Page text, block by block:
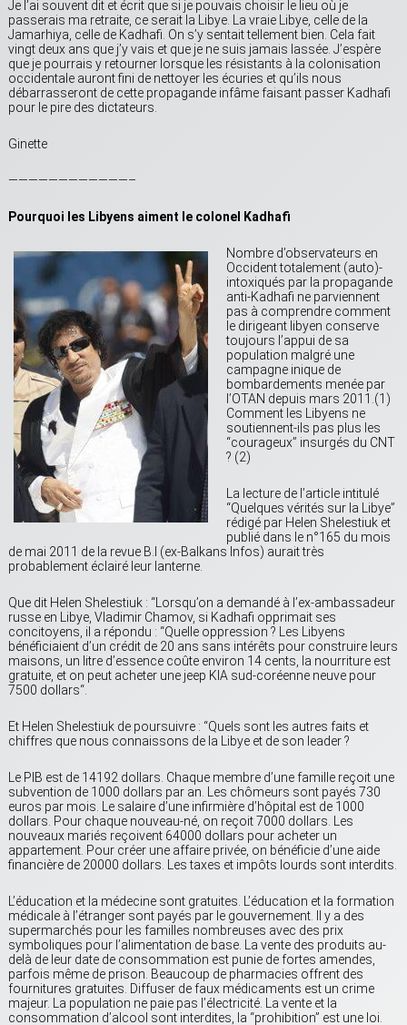
Je l’ai souvent dit et écrit que si je pouvais choisir le lieu où je
passerais ma retraite, ce serait la Libye. La vraie Libye, celle de la
Jamarhiya, celle de Kadhafi. On s’y sentait tellement bien. Cela fait
vingt deux ans que j’y vais et que je ne suis jamais lassée. J’espère
que je pourrais y retourner lorsque les résistants à la colonisation
occidentale auront fini de nettoyer les écuries et qu’ils nous
débarrasseront de cette propagande infâme faisant passer Kadhafi
pour le pire des dictateurs.
Ginette
————————————–
Pourquoi les Libyens aiment le colonel Kadhafi
Nombre d’observateurs en
Occident totalement (auto)-
intoxiqués par la propagande
anti-Kadhafi ne parviennent
pas à comprendre comment
le dirigeant libyen conserve
toujours l’appui de sa
population malgré une
campagne inique de
bombardements menée par
l’OTAN depuis mars 2011.(1)
Comment les Libyens ne
soutiennent-ils pas plus les
“courageux” insurgés du CNT
? (2)
La lecture de l’article intitulé
“Quelques vérités sur la Libye”
rédigé par Helen Shelestiuk et
publié dans le n°165 du mois
de mai 2011 de la revue B.I (ex-Balkans Infos) aurait très
probablement éclairé leur lanterne.
Que dit Helen Shelestiuk : “Lorsqu’on a demandé à l’ex-ambassadeur
russe en Libye, Vladimir Chamov, si Kadhafi opprimait ses
concitoyens, il a répondu : “Quelle oppression ? Les Libyens
bénéficiaient d’un crédit de 20 ans sans intérêts pour construire leurs
maisons, un litre d’essence coûte environ 14 cents, la nourriture est
gratuite, et on peut acheter une jeep KIA sud-coréenne neuve pour
7500 dollars“.
Et Helen Shelestiuk de poursuivre : “Quels sont les autres faits et
chiffres que nous connaissons de la Libye et de son leader ?
Le PIB est de 14192 dollars. Chaque membre d’une famille reçoit une
subvention de 1000 dollars par an. Les chômeurs sont payés 730
euros par mois. Le salaire d’une infirmière d’hôpital est de 1000
dollars. Pour chaque nouveau-né, on reçoit 7000 dollars. Les
nouveaux mariés reçoivent 64000 dollars pour acheter un
appartement. Pour créer une affaire privée, on bénéficie d’une aide
financière de 20000 dollars. Les taxes et impôts lourds sont interdits.
L’éducation et la médecine sont gratuites. L’éducation et la formation
médicale à l’étranger sont payés par le gouvernement. Il y a des
supermarchés pour les familles nombreuses avec des prix
symboliques pour l’alimentation de base. La vente des produits au-
delà de leur date de consommation est punie de fortes amendes,
parfois même de prison. Beaucoup de pharmacies offrent des
fournitures gratuites. Diffuser de faux médicaments est un crime
majeur. La population ne paie pas l’électricité. La vente et la
consommation d’alcool sont interdites, la “prohibition” est une loi.